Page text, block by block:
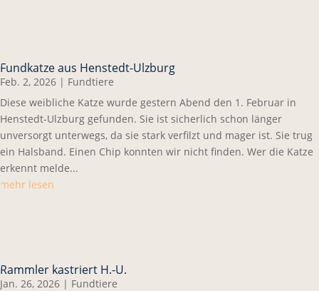
Fundkatze aus Henstedt-Ulzburg
Feb. 2, 2026 | Fundtiere
Diese weibliche Katze wurde gestern Abend den 1. Februar in
Henstedt-Ulzburg gefunden. Sie ist sicherlich schon länger
unversorgt unterwegs, da sie stark verfilzt und mager ist. Sie trug
ein Halsband. Einen Chip konnten wir nicht finden. Wer die Katze
erkennt melde...
mehr lesen
Rammler kastriert H.-U.
Jan. 26, 2026 | Fundtiere